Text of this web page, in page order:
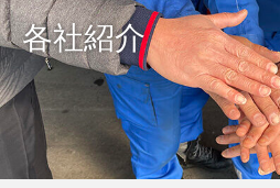
各社紹介